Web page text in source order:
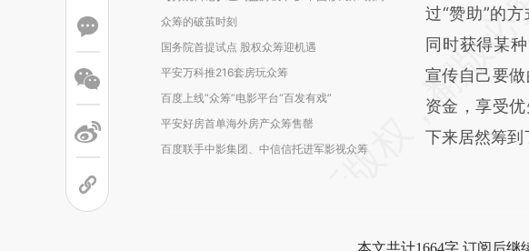
众筹的破茧时刻
国务院首提试点 股权众筹迎机遇
平安万科推216套房玩众筹
百度上线“众筹”电影平台“百发有戏”
平安好房首单海外房产众筹售罄
百度联手中影集团、中信信托进军影视众筹
过“赞助”的
同时获得某
宣传自己要
资金，享受
下来居然筹到
本文共计1664字 订阅后继